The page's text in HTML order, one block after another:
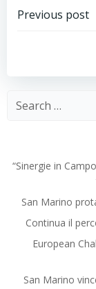
Post
Previous post
Search
“Sinergie in
San Marino
Continua il
European
San Marino